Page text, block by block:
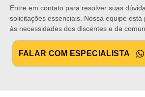
Entre em contato para resolver suas
solicitações essenciais. Nossa equipe
às necessidades dos discentes e da
FALAR COM ESPECIALISTA